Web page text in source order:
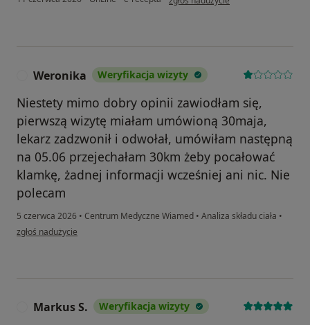
Weronika Weryfikacja wizyty
Niestety mimo dobry opinii zawiodłam się,
pierwszą wizytę miałam umówioną 30maja,
lekarz zadzwonił i odwołał, umówiłam następną
na 05.06 przejechałam 30km żeby pocałować
klamkę, żadnej informacji wcześniej ani nic. Nie
polecam
5 czerwca 2026 • Centrum Medyczne Wiamed • Analiza składu ciała •
w opinii użytkownika Weronika
zgłoś nadużycie
Markus S. Weryfikacja wizyty